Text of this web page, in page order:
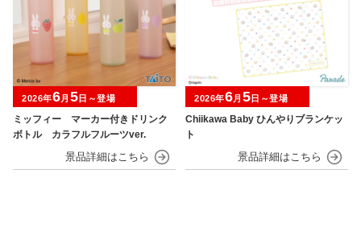
ミッフィー マーカー付きドリンク
ボトル カラフルフルーツver.
2026年6月 5日～登場
Chiikawa Baby ひんやりブランケッ
ト
2026年6月 5日～登場